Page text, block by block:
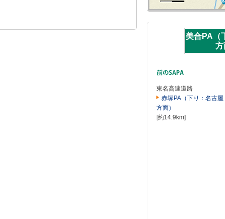
美合PA（
方
東名高速道路
赤塚PA（下り：名古屋
方面）
[約14.9km]